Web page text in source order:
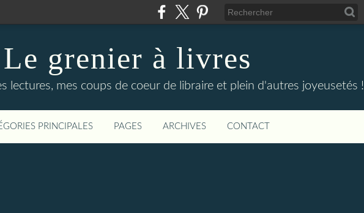
Le grenier à livres
lectures, mes coups de coeur de libraire et plein d'autres joyeusetés !
PRINCIPALES PAGES ARCHIVES CONTACT